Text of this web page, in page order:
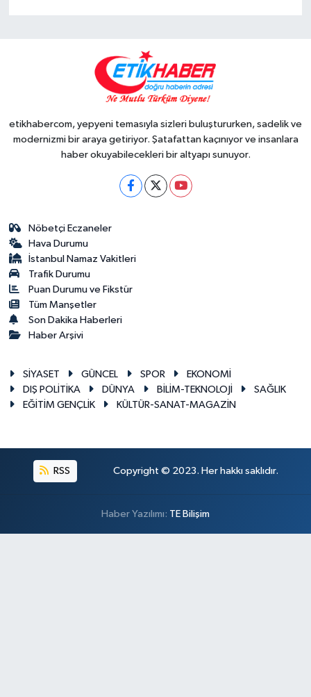
etikhabercom, yepyeni temasıyla sizleri buluştururken, sadelik ve
modernizmi bir araya getiriyor. Şatafattan kaçınıyor ve insanlara
haber okuyabilecekleri bir altyapı sunuyor.
Nöbetçi Eczaneler
Hava Durumu
İstanbul Namaz Vakitleri
Trafik Durumu
Puan Durumu ve Fikstür
Tüm Manşetler
Son Dakika Haberleri
Haber Arşivi
SİYASET GÜNCEL SPOR
EKONOMİ
DIŞ POLİTİKA
DÜNYA BİLİM-TEKNOLOJİ
SAĞLIK
EĞİTİM GENÇLİK
KÜLTÜR-SANAT-MAGAZİN
RSS Copyright © 2023. Her hakkı saklıdır.
Haber Yazılımı: TE Bilişim